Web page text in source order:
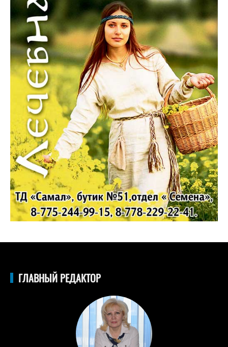
ГЛАВНЫЙ РЕДАКТОР